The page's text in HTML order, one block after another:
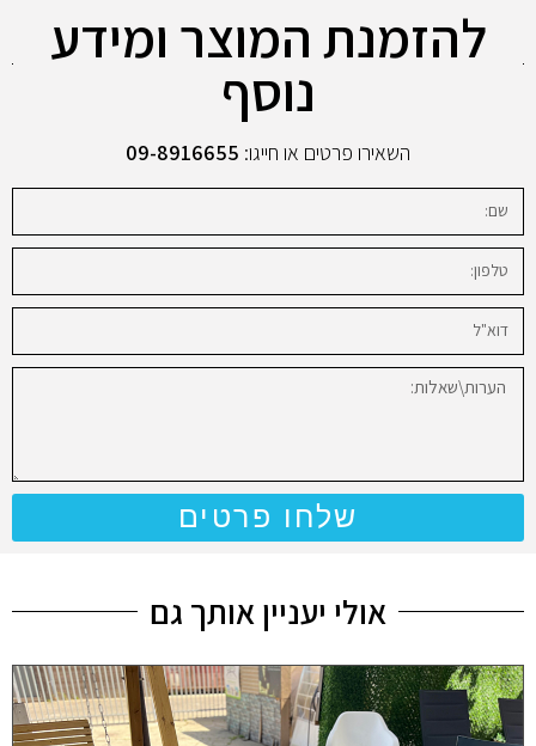
להזמנת המוצר ומידע
נוסף
השאירו פרטים או חייגו: 09-8916655
שלחו פרטים
אולי יעניין אותך גם